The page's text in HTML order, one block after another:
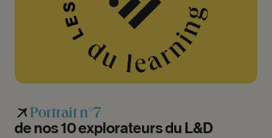
Portraitn°7
de nos10explorateursdu L&D